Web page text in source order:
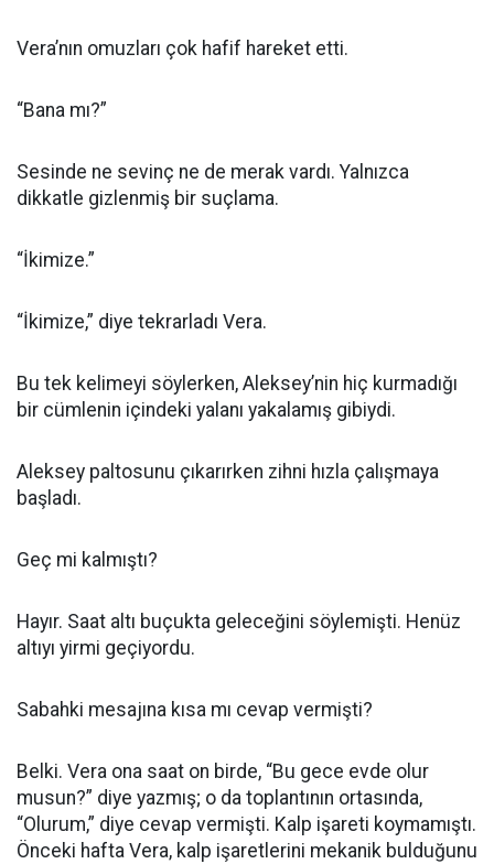
Vera’nın omuzları çok hafif hareket etti.
“Bana mı?”
Sesinde ne sevinç ne de merak vardı. Yalnızca
dikkatle gizlenmiş bir suçlama.
“İkimize.”
“İkimize,” diye tekrarladı Vera.
Bu tek kelimeyi söylerken, Aleksey’nin hiç kurmadığı
bir cümlenin içindeki yalanı yakalamış gibiydi.
Aleksey paltosunu çıkarırken zihni hızla çalışmaya
başladı.
Geç mi kalmıştı?
Hayır. Saat altı buçukta geleceğini söylemişti. Henüz
altıyı yirmi geçiyordu.
Sabahki mesajına kısa mı cevap vermişti?
Belki. Vera ona saat on birde, “Bu gece evde olur
musun?” diye yazmış; o da toplantının ortasında,
“Olurum,” diye cevap vermişti. Kalp işareti koymamıştı.
Önceki hafta Vera, kalp işaretlerini mekanik bulduğunu